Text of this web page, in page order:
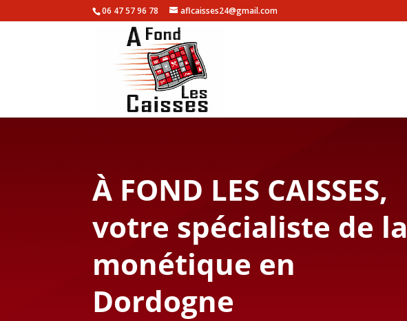
06 47 57 96 78 aflcaisses24@gmail.com
À FOND LES CAISSES,
votre spécialiste de la
monétique en
Dordogne